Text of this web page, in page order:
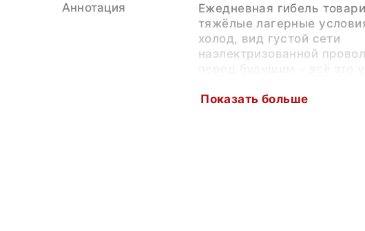
Аннотация
Ежедневная гибель
тяжёлые лагерные
холод, вид густой сети
наэлектризованной
узника.
Показать больше